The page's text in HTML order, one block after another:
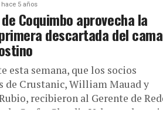
hace 5 años
Coquimbo aprovecha la
descartada del
esta semana, que los socios
de Crustanic, William Mauad y
recibieron al Gerente de
Corfo, Claudio Valenzuela,